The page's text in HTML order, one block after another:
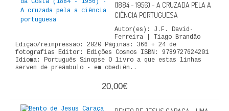
FICÇÃO E ROMANCE
NOVA BIBLIOTECA COSMOS
REVISTA DEDALUS
(1884 - 1956) - A CRUZADA PELA A
CIÊNCIA PORTUGUESA
Autor(es): J.F. David-
Ferreira | Tiago Brandão
Edição/reimpressão: 2020 Páginas: 366 + 24 de
fotografias Editor: Edições Cosmos ISBN: 9789727624201
Idioma: Português Sinopse O livro a que estas linhas
servem de preâmbulo - em obediên..
20,00€